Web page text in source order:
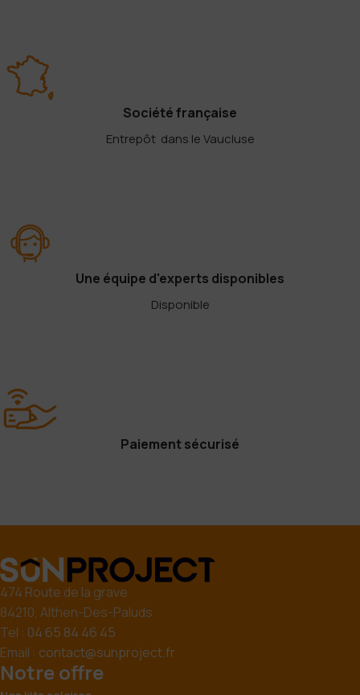
Société française
Entrepôt dans le Vaucluse
Une équipe d'experts disponibles
Disponible
Paiement sécurisé
474 Route de la grave
84210, Althen-Des-Paluds
Tel : 04 65 84 46 45
Email : contact@sunproject.fr
Notre offre